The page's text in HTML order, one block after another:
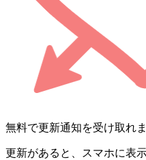
無料で更新通知を受け取れ
更新があると、スマホに表